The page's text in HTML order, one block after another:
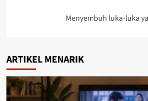
Menyembuh luka-luka
ARTIKEL MENARIK